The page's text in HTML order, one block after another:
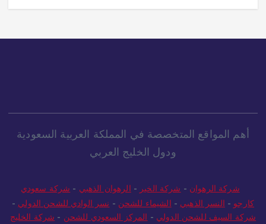
أهم المواقع المتخصصة في المملكة العربية السعودية
ودول الخليج العربي
شركة الرهوان - شركة الخير - الرهوان الذهبي - شركة سعودي
كارجو - النسر الذهبي - الشيماء للشحن - نسر الوادي للشحن الدولي -
شركة السيف للشحن الدولي - المركز السعودي للشحن - شركة الخليج